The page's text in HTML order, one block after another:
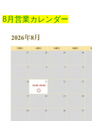
8月営業カレンダー